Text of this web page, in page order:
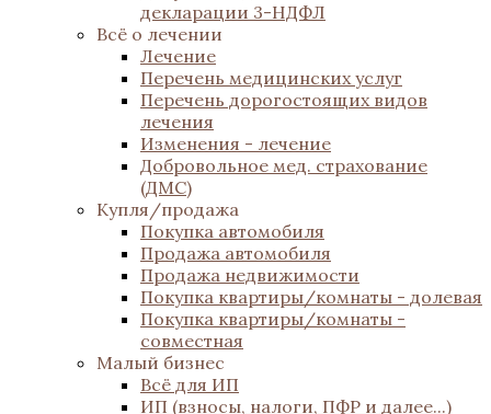
декларации 3-НДФЛ
Всё о лечении
Лечение
Перечень медицинских услуг
Перечень дорогостоящих видов
лечения
Изменения - лечение
Добровольное мед. страхование
(ДМС)
Купля/продажа
Покупка автомобиля
Продажа автомобиля
Продажа недвижимости
Покупка квартиры/комнаты - долевая
Покупка квартиры/комнаты -
совместная
Малый бизнес
Всё для ИП
ИП (взносы, налоги, ПФР и далее...)